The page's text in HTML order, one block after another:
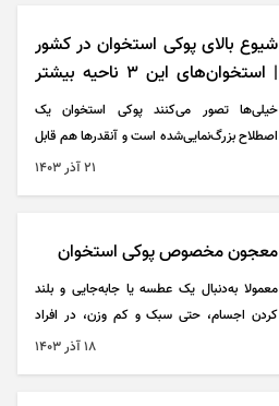
شیوع بالای پوکی استخوان در کشور
| استخوان‌های این ۳ ناحیه بیشتر
می‌شکنند
خیلی‌ها تصور می‌کنند پوکی استخوان یک
اصطلاح بزرگ‌نمایی‌شده است و آنقدر‌ها هم قابل
جدی گرفتن نیست، اما باید بدانید که در این
۲۱ آذر ۱۴۰۳
معجون مخصوص پوکی استخوان
معمولا به‌دنبال یک عطسه یا جابه‌جایی و بلند
کردن اجسام، حتی سبک و کم وزن، در افراد
دچار پوکی استخوان، شکستگی‌ها و ترک‌هایی در
۱۸ آذر ۱۴۰۳